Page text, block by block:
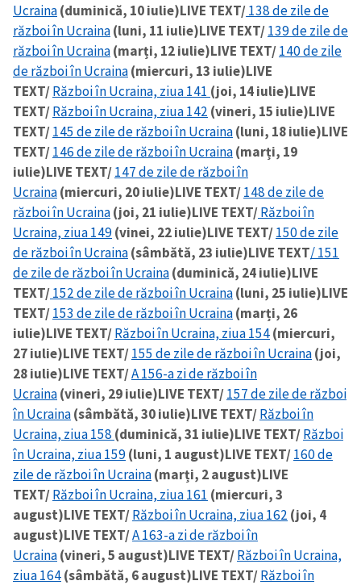
Ucraina(duminică, 10 iulie)LIVE TEXT/138 de zile de
război în Ucraina(luni, 11 iulie)LIVE TEXT/139 de zile de
război în Ucraina(marți, 12 iulie)LIVE TEXT/140 de zile
de război în Ucraina(miercuri, 13 iulie)LIVE
TEXT/Război în Ucraina, ziua 141 (joi, 14 iulie)LIVE
TEXT/Război în Ucraina, ziua 142 (vineri, 15 iulie)LIVE
TEXT/145 de zile de război în Ucraina(luni, 18 iulie)LIVE
TEXT/146 de zile de război în Ucraina(marți, 19
iulie)LIVE TEXT/147 de zile de război în
Ucraina(miercuri, 20 iulie)LIVE TEXT/148 de zile de
război în Ucraina(joi, 21 iulie)LIVE TEXT/Război în
Ucraina, ziua 149(vinei, 22 iulie)LIVE TEXT/150 de zile
de război în Ucraina(sâmbătă, 23 iulie)LIVE TEXT/ 151
de zile de război în Ucraina(duminică, 24 iulie)LIVE
TEXT/152 de zile de război în Ucraina(luni, 25 iulie)LIVE
TEXT/153 de zile de război în Ucraina(marți, 26
iulie)LIVE TEXT/Război în Ucraina, ziua 154(miercuri,
27 iulie)LIVE TEXT/155 de zile de război în Ucraina(joi,
28 iulie)LIVE TEXT/A 156-a zi de război în
Ucraina(vineri, 29 iulie)LIVE TEXT/157 de zile de război
în Ucraina(sâmbătă, 30 iulie)LIVE TEXT/Război în
Ucraina, ziua 158 (duminică, 31 iulie)LIVE TEXT/Război
în Ucraina, ziua 159(luni, 1 august)LIVE TEXT/160 de
zile de război în Ucraina(marți, 2 august)LIVE
TEXT/Război în Ucraina, ziua 161 (miercuri, 3
august)LIVE TEXT/Război în Ucraina, ziua 162 (joi, 4
august)LIVE TEXT/A 163-a zi de război în
Ucraina(vineri, 5 august)LIVE TEXT/Război în Ucraina,
ziua 164(sâmbătă, 6 august)LIVE TEXT/Război în